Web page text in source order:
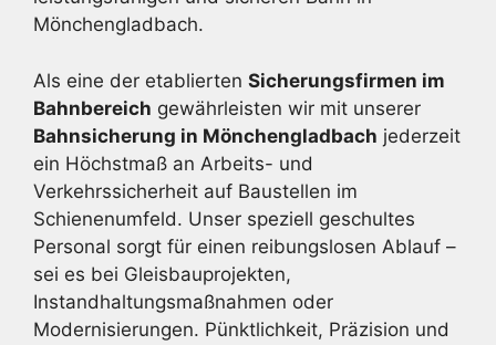
Mönchengladbach.
Als eine der etablierten Sicherungsfirmen im
Bahnbereich gewährleisten wir mit unserer
Bahnsicherung in Mönchengladbach jederzeit
ein Höchstmaß an Arbeits- und
Verkehrssicherheit auf Baustellen im
Schienenumfeld. Unser speziell geschultes
Personal sorgt für einen reibungslosen Ablauf –
sei es bei Gleisbauprojekten,
Instandhaltungsmaßnahmen oder
Modernisierungen. Pünktlichkeit, Präzision und